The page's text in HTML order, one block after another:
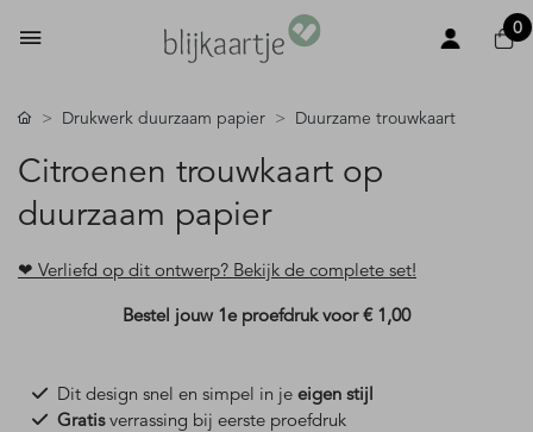
0
Drukwerk duurzaam papier Duurzame trouwkaart
Citroenen trouwkaart op
duurzaam papier
❤ Verliefd op dit ontwerp? Bekijk de complete set!
Bestel jouw 1e proefdruk voor€ 1,00
Dit design snel en simpel in je eigen stijl
Gratisverrassing bij eerste proefdruk